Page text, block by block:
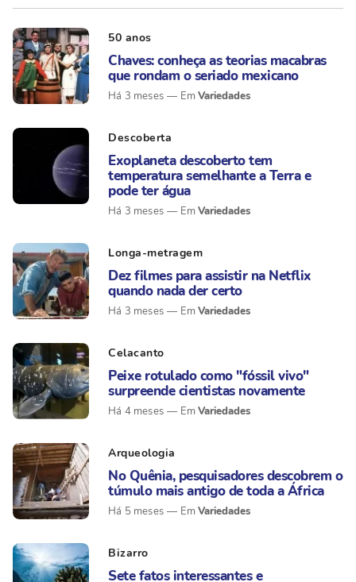
50 anos
Chaves: conheça as teorias macabras
que rondam o seriado mexicano
Há 3 meses Variedades
Descoberta
Exoplaneta descoberto tem
temperatura semelhante a Terra e
pode ter água
Há 3 meses Variedades
Longa-metragem
Dez filmes para assistir na Netflix
quando nada der certo
Há 3 meses Variedades
Celacanto
Peixe rotulado como "fóssil vivo"
surpreende cientistas novamente
Há 4 meses Variedades
Arqueologia
No Quênia, pesquisadores descobrem o
túmulo mais antigo de toda a África
Há 5 meses Variedades
Bizarro
Sete fatos interessantes e